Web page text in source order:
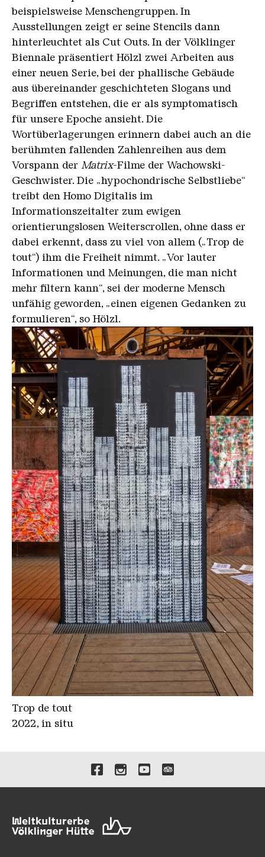
beispielsweise Menschengruppen. In
Ausstellungen zeigt er seine Stencils dann
hinterleuchtet als Cut Outs. In der Völklinger
Biennale präsentiert Hölzl zwei Arbeiten aus
einer neuen Serie, bei der phallische Gebäude
aus übereinander geschichteten Slogans und
Begriffen entstehen, die er als symptomatisch
für unsere Epoche ansieht. Die
Wortüberlagerungen erinnern dabei auch an die
berühmten fallenden Zahlenreihen aus dem
Vorspann der Matrix-Filme der Wachowski-
Geschwister. Die „hypochondrische Selbstliebe“
treibt den Homo Digitalis im
Informationszeitalter zum ewigen
orientierungslosen Weiterscrollen, ohne dass er
dabei erkennt, dass zu viel von allem („Trop de
tout“) ihm die Freiheit nimmt. „Vor lauter
Informationen und Meinungen, die man nicht
mehr filtern kann“, sei der moderne Mensch
unfähig geworden, „einen eigenen Gedanken zu
formulieren“, so Hölzl.
Trop de tout
2022, in situ
Verlinkungen zu unseren